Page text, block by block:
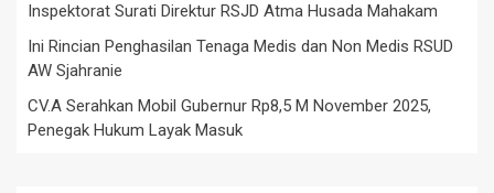
Inspektorat Surati Direktur RSJD Atma Husada Mahakam
Ini Rincian Penghasilan Tenaga Medis dan Non Medis RSUD
AW Sjahranie
CV.A Serahkan Mobil Gubernur Rp8,5 M November 2025,
Penegak Hukum Layak Masuk